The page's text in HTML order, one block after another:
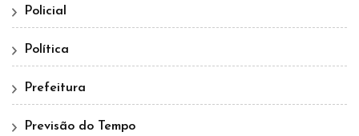
Policial
Política
Prefeitura
Previsão do Tempo